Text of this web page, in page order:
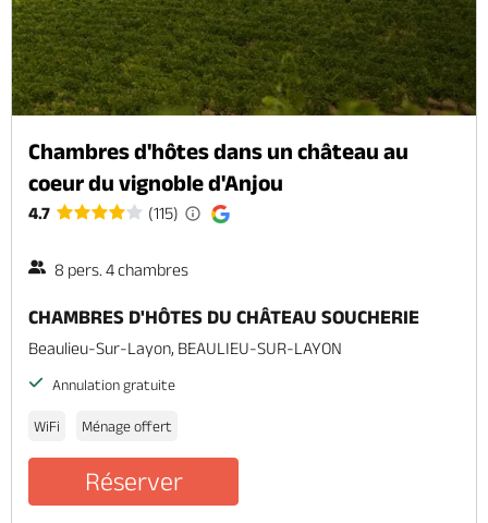
Chambres d'hôtes dans un château au
coeur du vignoble d'Anjou
4.7 (115)
8 pers. 4 chambres
CHAMBRES D'HÔTES DU CHÂTEAU SOUCHERIE
Beaulieu-Sur-Layon, BEAULIEU-SUR-LAYON
Annulation gratuite
WiFi Ménage offert
Réserver